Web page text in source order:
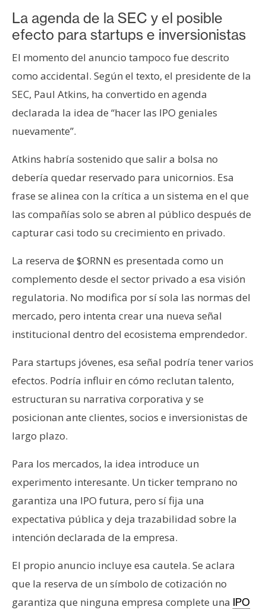
La agenda de la SEC y el posible
efecto para startups e inversionistas
El momento del anuncio tampoco fue descrito
como accidental. Según el texto, el presidente de la
SEC, Paul Atkins, ha convertido en agenda
declarada la idea de “hacer las IPO geniales
nuevamente”.
Atkins habría sostenido que salir a bolsa no
debería quedar reservado para unicornios. Esa
frase se alinea con la crítica a un sistema en el que
las compañías solo se abren al público después de
capturar casi todo su crecimiento en privado.
La reserva de $ORNN es presentada como un
complemento desde el sector privado a esa visión
regulatoria. No modifica por sí sola las normas del
mercado, pero intenta crear una nueva señal
institucional dentro del ecosistema emprendedor.
Para startups jóvenes, esa señal podría tener varios
efectos. Podría influir en cómo reclutan talento,
estructuran su narrativa corporativa y se
posicionan ante clientes, socios e inversionistas de
largo plazo.
Para los mercados, la idea introduce un
experimento interesante. Un ticker temprano no
garantiza una IPO futura, pero sí fija una
expectativa pública y deja trazabilidad sobre la
intención declarada de la empresa.
El propio anuncio incluye esa cautela. Se aclara
que la reserva de un símbolo de cotización no
garantiza que ninguna empresa complete una IPO